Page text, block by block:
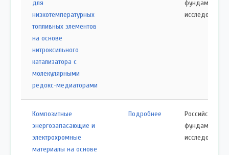
для
низкотемпературных
топливных элементов
на основе
нитроксильного
катализатора с
молекулярными
редокс-медиаторами
исследований
Композитные
энергозапасающие и
электрохромные
материалы на основе
Подробнее
Российский
исследований